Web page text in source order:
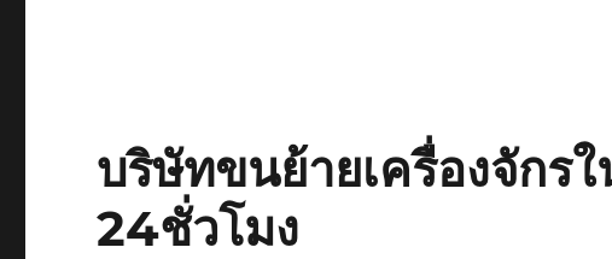
บริษัทขนย้ายเครื่องจักร
24ชั่วโมง